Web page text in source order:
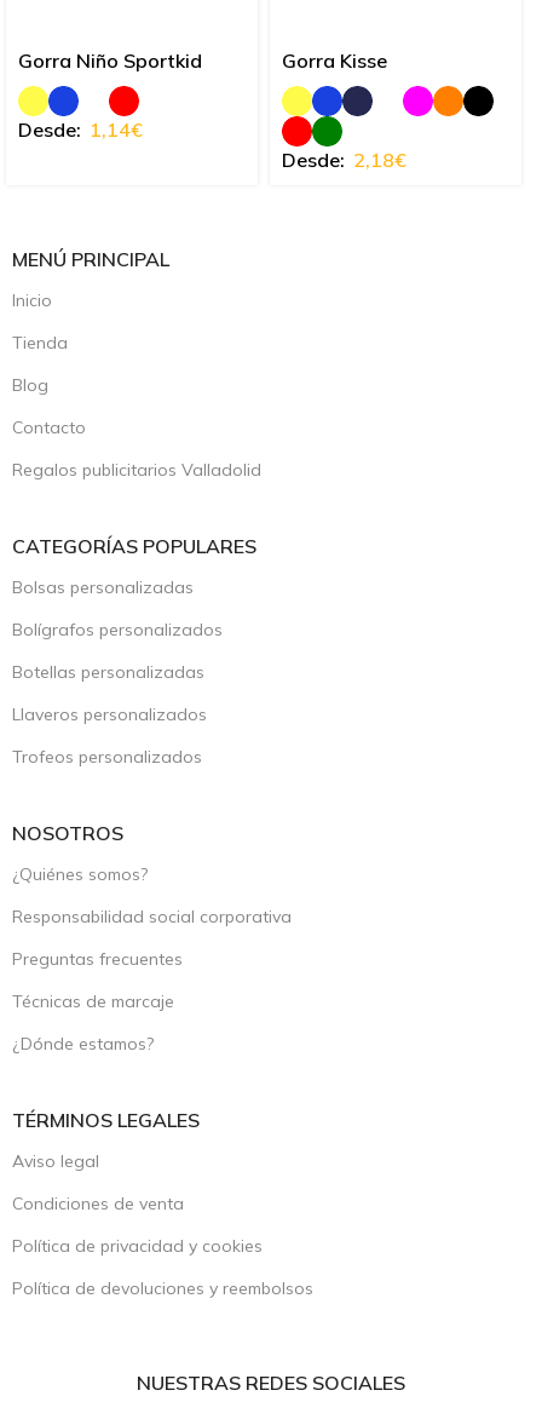
Gorra Niño Sportkid
Desde: 1,14€
Gorra Kisse
Desde: 2,18€
MENÚ PRINCIPAL
Inicio
Tienda
Blog
Contacto
Regalos publicitarios Valladolid
CATEGORÍAS POPULARES
Bolsas personalizadas
Bolígrafos personalizados
Botellas personalizadas
Llaveros personalizados
Trofeos personalizados
NOSOTROS
¿Quiénes somos?
Responsabilidad social corporativa
Preguntas frecuentes
Técnicas de marcaje
¿Dónde estamos?
TÉRMINOS LEGALES
Aviso legal
Condiciones de venta
Política de privacidad y cookies
Política de devoluciones y reembolsos
NUESTRAS REDES SOCIALES